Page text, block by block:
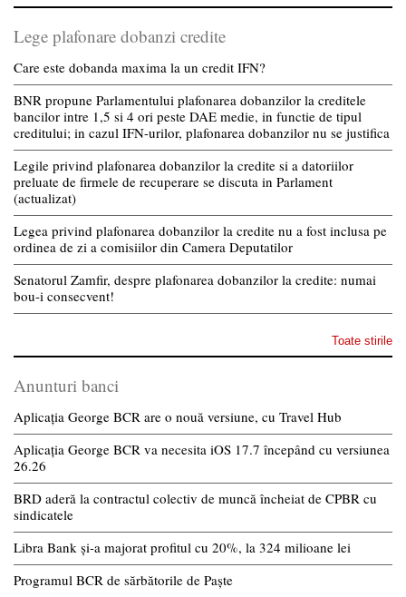
Lege plafonare dobanzi credite
Care este dobanda maxima la un credit IFN?
BNR propune Parlamentului plafonarea dobanzilor la creditele
bancilor intre 1,5 si 4 ori peste DAE medie, in functie de tipul
creditului; in cazul IFN-urilor, plafonarea dobanzilor nu se justifica
Legile privind plafonarea dobanzilor la credite si a datoriilor
preluate de firmele de recuperare se discuta in Parlament
(actualizat)
Legea privind plafonarea dobanzilor la credite nu a fost inclusa pe
ordinea de zi a comisiilor din Camera Deputatilor
Senatorul Zamfir, despre plafonarea dobanzilor la credite: numai
bou-i consecvent!
Toate stirile
Anunturi banci
Aplicația George BCR are o nouă versiune, cu Travel Hub
Aplicația George BCR va necesita iOS 17.7 începând cu versiunea
26.26
BRD aderă la contractul colectiv de muncă încheiat de CPBR cu
sindicatele
Libra Bank și-a majorat profitul cu 20%, la 324 milioane lei
Programul BCR de sărbătorile de Paște